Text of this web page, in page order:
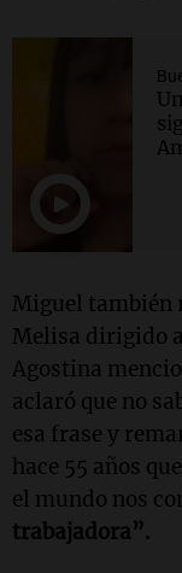
Miguel también
Melisa dirigido
Agostina
aclaró que no
esa frase y
hace 55 años
el mundo nos
trabajadora”.